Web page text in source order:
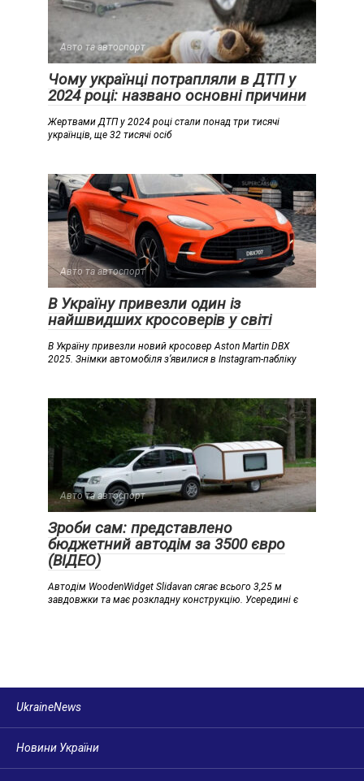
Авто та автоспорт
Чому українці потрапляли в ДТП у
2024 році: названо основні причини
Жертвами ДТП у 2024 році стали понад три тисячі
українців, ще 32 тисячі осіб
Авто та автоспорт
В Україну привезли один із
найшвидших кросоверів у світі
В Україну привезли новий кросовер Aston Martin DBX
2025. Знімки автомобіля з’явилися в Instagram-пабліку
Авто та автоспорт
Зроби сам: представлено
бюджетний автодім за 3500 євро
(ВІДЕО)
Автодім WoodenWidget Slidavan сягає всього 3,25 м
завдовжки та має розкладну конструкцію. Усередині є
UkraineNews
Новини України